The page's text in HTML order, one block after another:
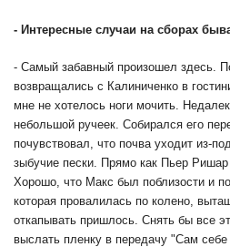
- Интересные случаи на сборах
- Самый забавный произошел здесь.
возвращались с Калиниченко в
мне не хотелось ноги мочить.
небольшой ручеек. Собирался его
почувствовал, что почва уходит из-
зыбучие пески. Прямо как Пьер
Хорошо, что Макс был поблизости и
которая провалилась по колено,
откапывать пришлось. Снять бы все
выслать пленку в передачу "Сам